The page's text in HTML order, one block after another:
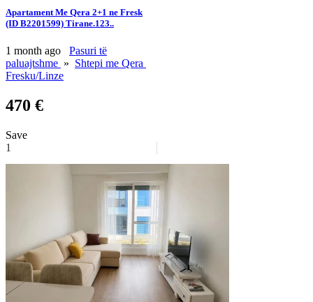
Apartament Me Qera 2+1 ne Fresk
(ID B2201599) Tirane.123..
1 month ago
Pasuri të
paluajtshme » Shtepi me Qera
Fresku/Linze
470 €
Save
1